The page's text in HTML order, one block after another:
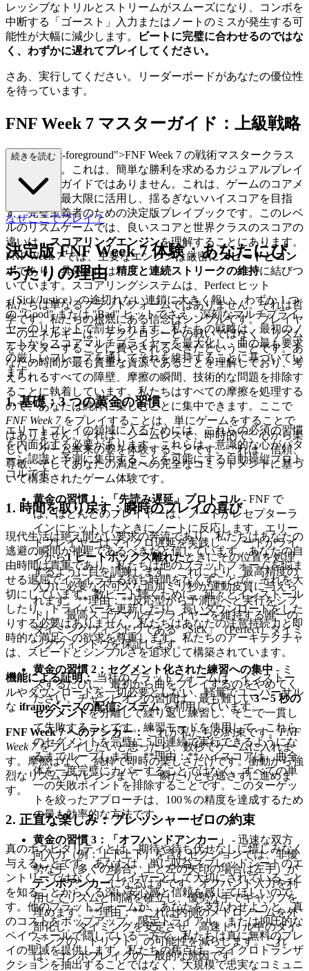
レッシブなトリルとストリームがスムーズになり、コンボを
中断する「ゴースト」入力またはノートのミスが発生する可
能性が大幅に減少します。
ビートに完璧に合わせるのではな
く、わずかに遅れてプレイしてください。
さあ、実行してください。リーダーボードがあなたの優位性
を待っています。
FNF Week 7 マスターガイド：上級戦略
s="mb-4 text-foreground">FNF Week 7 の戦術マスタークラス
へようこそ。これは、簡単な勝利を求めるカジュアルプレイ
ヤー向けのガイドではありません。これは、ゲームのコアメ
カニズムを最大限に活用し、揺るぎないハイスコアを目指
す、完璧主義者のための決定版プレイブックです。このレベ
ルのリズムゲームでは、良いスコアと世界クラスのスコアの
違いは、スコアリングエンジンを理解することにあります。
FNF Week 7 では、主要なエンジンは厳密にスピードとコン
ボであり、具体的には精度と連続ストリークの維持に結びつ
いています。スコアリングシステムは、Perfect ヒット
（Sick/Justice）の途切れない連鎖に大きく報い、わずか 1 つ
の "Good" または "Bad" ヒットでさえ、深刻なマルチプライ
ヤーのリセットで罰せられます。私たちの戦略は、最初のノ
ートからスコアマルチプライヤーを最大化し、曲の最も要求
の厳しいフレーズを通してそれを維持することに基づいてい
ます。
1. 基礎：3 つの黄金の習慣
エリートプレイの領域に入るためには、これらの必須の習慣
を内面化する必要があります。これらは、意識的な心がパタ
ーン認識と予測に集中することを可能にする自動操縦プロト
コルです。
黄金の習慣 1：「先読み遅延」プロトコル- FNF で
は、ほとんどのプレイヤーは、ノートがレセプターラ
インにヒットしたときにノートに反応します。エリー
トプレイヤーはマイクロ遅延を実践し、ノートがライ
ンから1 ビートボックス離れたときにその位置を処理
するように目を訓練します。これにより、最高精度の
入力に必要な不可欠な追加ミリ秒が運動皮質に与えら
れます。**理由：**反応型から予測型へと実行をシフ
トし、最高スコアマルチプライヤーを維持する唯一の
タイミングウィンドウである「Sick」（Perfect）タイミ
ングウィンドウを保証します。
黄金の習慣 2：セグメント化された練習への集中 - ミ
スするたびに、最初から曲をプレイするのをやめてく
ださい。チャンピオンの習慣は、最も難しい3～5 秒の
セグメントを分離して繰り返し練習し、そこで一貫し
て失敗することです。練習モードを使用して、これら
のセグメントを完璧に 5 回連続で実行できるようにな
るまでループします。**理由：**ハイスコアは、曲全
体を一度完璧にカバーすることではなく、すべての単
一の失敗ポイントを排除することです。このターゲッ
トを絞ったアプローチは、100％の精度を達成するため
の最も効率的な方法です。
黄金の習慣 3：「オフハンドアンカー」
- 迅速な双方
向入力（例：上下上下）を含むセクションでは、非優
勢な手（多くの場合、上と左の矢印の場合は左手）が
テンポアンカーになるはずです。オフハンド入力を利
用してリズムと間隔を確立し、優勢な手でギャップを
埋めます。**理由：**これは内側のメトロノームを外
部化し、タイミングを安定させ、高速トリル中のタイ
ミングの「ドリフト」の可能性を減らします。これ
は、コンボブレイクの一般的な原因です。
続きを読む
なぜここでプレイ？
決定版 FNF Week 7 体験：あなたにぴ
ったりの理由
私たちは単なるプラットフォームではありません。それは哲
学です。私たちの根底にある信念はシンプルです。プレイヤ
ーのエネルギーは、テクノロジーとの戦いではなく、リズム
をマスターすることに費やされるべきだということです。あ
なたの時間が最も貴重な資源であることを理解しており、考
えられるすべての障壁、摩擦の瞬間、技術的な問題を排除す
ることに執着しています。私たちはすべての摩擦を処理する
ので、あなたは純粋に楽しむことに集中できます。ここで
FNF Week 7をプレイすることは、単にゲームをすることで
はありません。それは、シームレスで、即時的で、心から楽
しい、ゲーム本来の姿を体験することです。これは、信頼、
尊敬、そしてあなたの満足への完全なコミットメントに基づ
いて構築されたゲーム体験です。
1. 時間を取り戻す：瞬時のプレイの喜び
現代生活は絶え間ない要求の奔流であり、私たちはあなたの
逃避の瞬間が神聖であるべきだと信じています。あなたの自
由時間は貴重であり、私たちは他のプラットフォームを悩ま
せる退屈でイライラする待ち時間をなくすことで、それを大
切にしています。数ビート聴くために、延々とインストール
したり、ドライバーを更新したり、長いダウンロードをした
りする必要はありません。私たちはあなたの注意持続力と即
時的な満足への欲求を尊重します。私たちのアーキテクチャ
は、スピードとシンプルさを追求して構築されています。
機能による証明： 当社のプラットフォームは、インストー
ルやダウンロードを一切必要としない、軽量でユニバーサル
な iframeベースの配信システムを利用しています。
FNF Week 7 へのアンカー：これが私たちの約束です。FNF
Week 7をプレイしたいと思ったら、数秒でゲームに入れま
す。摩擦はなく、純粋で即時の楽しさだけです。衝動から強
烈なリズムチャレンジまで、一瞬たりとも逃さずに進めま
す。
2. 正直な楽しみ：プレッシャーゼロの約束
真のホスピタリティとは、期待や待ち伏せなしに惜しみなく
与えることです。あなたは、単に収益スプレッドシートのエ
ントリーではなく、プレイヤーとして大切にされていること
を知ることからくる深い安心感と信頼を感じてほしいので
す。他のプラットフォームが、あなたを支払わせようと、真
のコストをポップアップ、限定トライアル、または抑圧的な
ペイウォールで隠している一方で、私たちは真に無料のプレ
イの聖域を提供します。私たちの焦点は、マイクロトランザ
クションを抽出することではなく、大規模で忠実なコミュニ